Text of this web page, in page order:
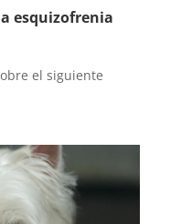
esquizofrenia
el siguiente